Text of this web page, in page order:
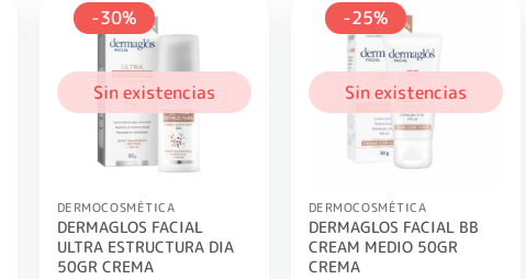
-30%
Sin existencias
DERMOCOSMÉTICA
DERMAGLOS FACIAL
ULTRA ESTRUCTURA DIA
50GR CREMA
-25%
Sin existencias
DERMOCOSMÉTICA
DERMAGLOS FACIAL BB
CREAM MEDIO 50GR
CREMA